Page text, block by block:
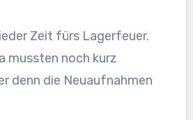
Zeit fürs Lagerfeuer.
mussten noch kurz
denn die Neuaufnahmen